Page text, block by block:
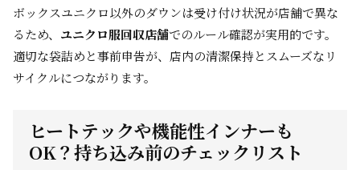
ボックスユニクロ以外のダウンは受け付け状況が店舗で異な
るため、 ユニクロ服回収店舗でのルール確認が実用的です。
適切な袋詰めと事前申告が、店内の清潔保持とスムーズなリ
サイクルにつながります。
ヒートテックや機能性インナーも
OK？持ち込み前のチェックリスト